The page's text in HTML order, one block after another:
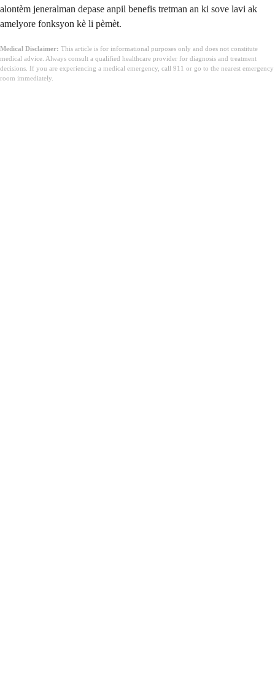
alontèm jeneralman depase anpil benefis tretman an ki sove lavi ak
amelyore fonksyon kè li pèmèt.
Medical Disclaimer: This article is for informational purposes only and does not constitute
medical advice. Always consult a qualified healthcare provider for diagnosis and treatment
decisions. If you are experiencing a medical emergency, call 911 or go to the nearest emergency
room immediately.